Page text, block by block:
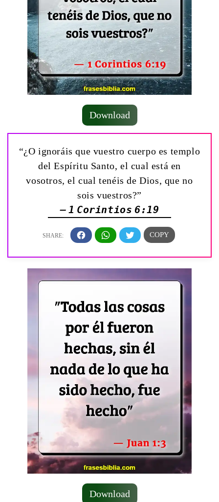
Download
“¿O ignoráis que vuestro cuerpo es templo
del Espíritu Santo, el cual está en
vosotros, el cual tenéis de Dios, que no
sois vuestros?”
— 1 Corintios 6:19
Download